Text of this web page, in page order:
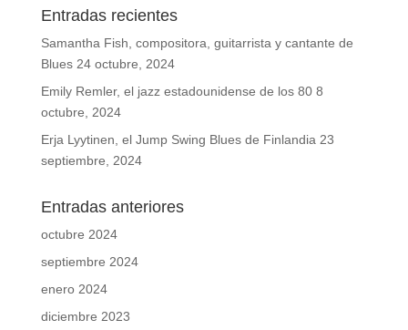
Entradas recientes
Samantha Fish, compositora, guitarrista y cantante de
Blues 24 octubre, 2024
Emily Remler, el jazz estadounidense de los 80 8
octubre, 2024
Erja Lyytinen, el Jump Swing Blues de Finlandia 23
septiembre, 2024
Entradas anteriores
octubre 2024
septiembre 2024
enero 2024
diciembre 2023